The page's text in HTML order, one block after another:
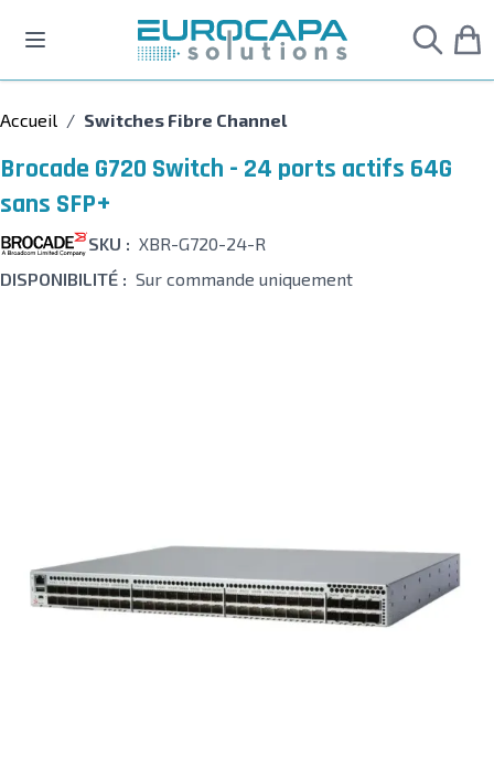
Accueil / Switches Fibre Channel
Brocade G720 Switch - 24 ports actifs 64G
sans SFP+
SKU : XBR-G720-24-R
DISPONIBILITÉ : Sur commande uniquement